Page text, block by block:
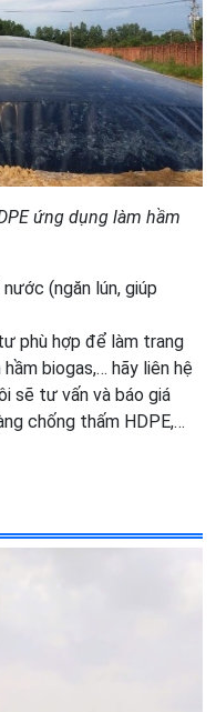
ứng dụng làm hầm
(ngăn lún, giúp
phù hợp để làm trang
biogas,… hãy liên hệ
sẽ tư vấn và báo giá
chống thấm HDPE,…